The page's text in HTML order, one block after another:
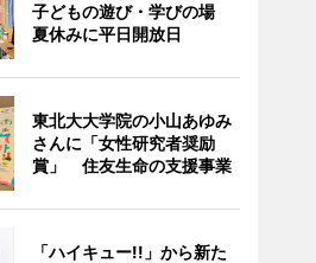
子どもの遊び・学びの場
夏休みに平日開放日
東北大大学院の小山あゆみ
さんに「女性研究者奨励
賞」 住友生命の支援事業
「ハイキュー!!」から新た